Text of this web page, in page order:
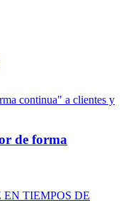
de forma